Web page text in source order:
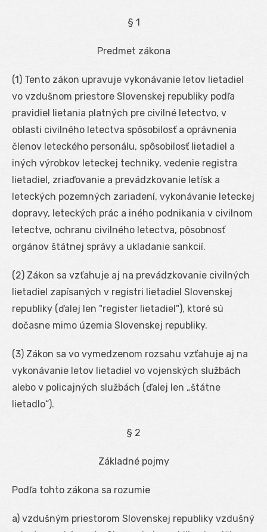
§ 1
Predmet zákona
(1) Tento zákon upravuje vykonávanie letov lietadiel
vo vzdušnom priestore Slovenskej republiky podľa
pravidiel lietania platných pre civilné letectvo, v
oblasti civilného letectva spôsobilosť a oprávnenia
členov leteckého personálu, spôsobilosť lietadiel a
iných výrobkov leteckej techniky, vedenie registra
lietadiel, zriaďovanie a prevádzkovanie letísk a
leteckých pozemných zariadení, vykonávanie leteckej
dopravy, leteckých prác a iného podnikania v civilnom
letectve, ochranu civilného letectva, pôsobnosť
orgánov štátnej správy a ukladanie sankcií.
(2) Zákon sa vzťahuje aj na prevádzkovanie civilných
lietadiel zapísaných v registri lietadiel Slovenskej
republiky (ďalej len "register lietadiel"), ktoré sú
dočasne mimo územia Slovenskej republiky.
(3) Zákon sa vo vymedzenom rozsahu vzťahuje aj na
vykonávanie letov lietadiel vo vojenských službách
alebo v policajných službách (ďalej len „štátne
lietadlo“).
§ 2
Základné pojmy
Podľa tohto zákona sa rozumie
a) vzdušným priestorom Slovenskej republiky vzdušný